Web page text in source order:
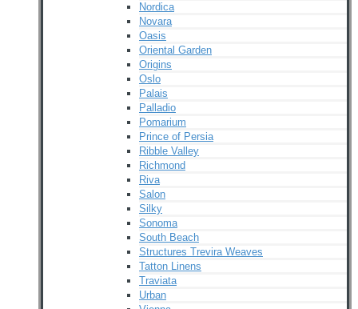
Nordica
Novara
Oasis
Oriental Garden
Origins
Oslo
Palais
Palladio
Pomarium
Prince of Persia
Ribble Valley
Richmond
Riva
Salon
Silky
Sonoma
South Beach
Structures Trevira Weaves
Tatton Linens
Traviata
Urban